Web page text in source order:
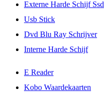
Externe Harde Schijf Ssd
Usb Stick
Dvd Blu Ray Schrijver
Interne Harde Schijf
E Reader
Kobo Waardekaarten